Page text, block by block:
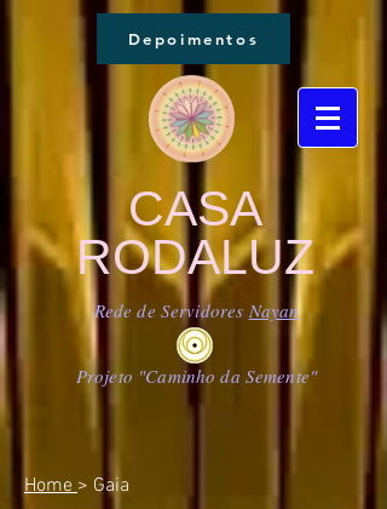
Depoimentos
CASA
RODALUZ
Rede de ServidoresNayan
Projeto "Caminho da Semente"
Home> Gaia